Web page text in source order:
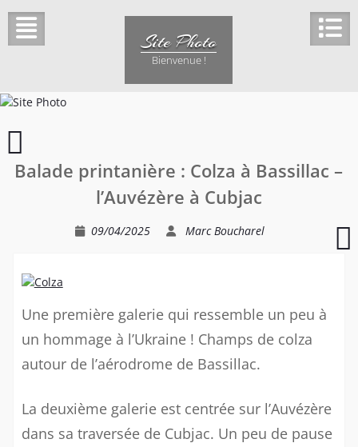
content
Site Photo
Bienvenue !
de
Balade printanière : Colza à Bassillac –
l’Auvézère à Cubjac
09/04/2025 Marc Boucharel
Une première galerie qui ressemble un peu à
un hommage à l’Ukraine ! Champs de colza
autour de l’aérodrome de Bassillac.
La deuxième galerie est centrée sur l’Auvézère
dans sa traversée de Cubjac. Un peu de pause